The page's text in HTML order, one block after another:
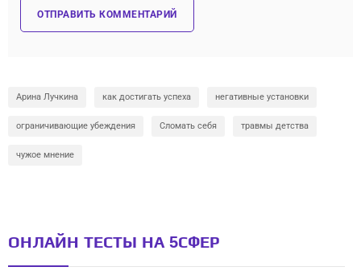
Арина Лучкина как достигать успеха негативные установки
ограничивающие убеждения Сломать себя травмы детства
чужое мнение
ОНЛАЙН ТЕСТЫ НА 5СФЕР